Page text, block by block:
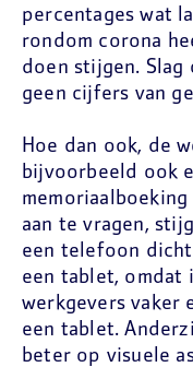
percentages wat
rondom corona
doen stijgen. Slag
geen cijfers van
Hoe dan ook, de
bijvoorbeeld ook
aan te vragen,
een telefoon
een tablet,
werkgevers vaker
een tablet.
beter op visuele